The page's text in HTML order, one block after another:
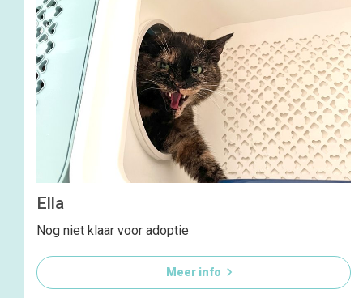
Ella
Nog niet klaar voor adoptie
Meer info 